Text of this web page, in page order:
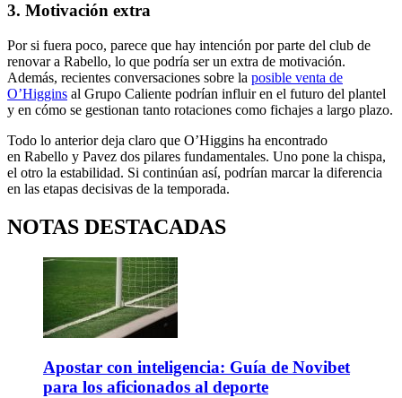
3. Motivación extra
Por si fuera poco, parece que hay intención por parte del club de
renovar a Rabello, lo que podría ser un extra de motivación.
Además, recientes conversaciones sobre la posible venta de
O’Higgins al Grupo Caliente podrían influir en el futuro del plantel
y en cómo se gestionan tanto rotaciones como fichajes a largo plazo.
Todo lo anterior deja claro que O’Higgins ha encontrado
en Rabello y Pavez dos pilares fundamentales. Uno pone la chispa,
el otro la estabilidad. Si continúan así, podrían marcar la diferencia
en las etapas decisivas de la temporada.
NOTAS DESTACADAS
Apostar con inteligencia: Guía de Novibet
para los aficionados al deporte